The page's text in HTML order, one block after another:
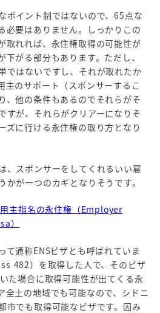
ポイント制ではないので、65点な
必要はありません。しっかりこの
取れれば、永住権取得の可能性が
がる部分もあります。ただし、
ではないですし、それが取れたか
主のサポート（スポンサーするこ
、他の条件もあるのでそれらがそ
すが、それらがクリアーになりそ
ズに行ける永住権の取り方となり
、スポンサーをしてくれるいい雇
かが一つのカギとなりそうです。
主指名の永住権（Employer
）
て通称ENSビザとも呼ばれていま
482）を取得した人で、そのビザ
た場合に取得可能性が出てくる永
全土の地域でも可能なので、シドニ
市でも取得可能なビザです。因み